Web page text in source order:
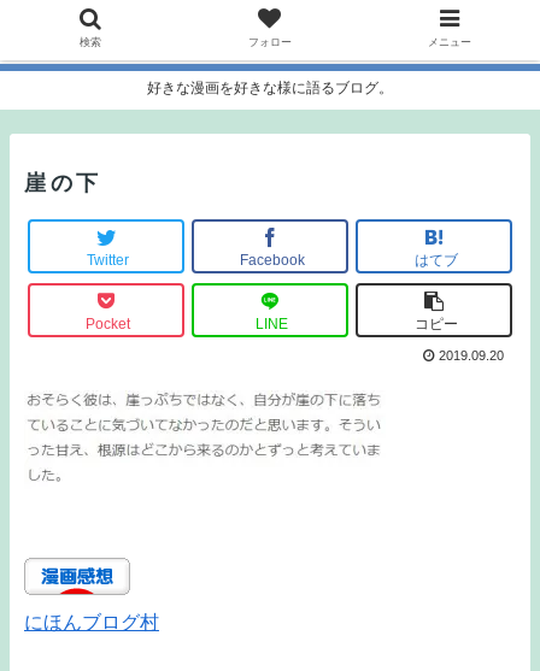
好きな漫画を好きな様に語るブログ。
崖の下
Twitter Facebook はてブ
Pocket LINE コピー
2019.09.20
にほんブログ村
検索 フォロー メニュー